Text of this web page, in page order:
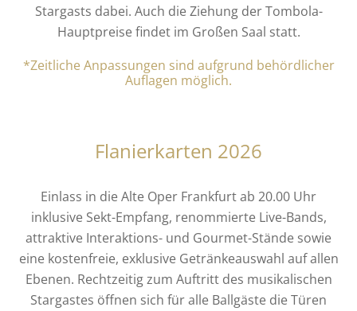
Stargasts dabei. Auch die Ziehung der Tombola-
Hauptpreise findet im Großen Saal statt.
*Zeitliche Anpassungen sind aufgrund behördlicher
Auflagen möglich.
Flanierkarten 2026
Einlass in die Alte Oper Frankfurt ab 20.00 Uhr
inklusive Sekt-Empfang, renommierte Live-Bands,
attraktive Interaktions- und Gourmet-Stände sowie
eine kostenfreie, exklusive Getränkeauswahl auf allen
Ebenen. Rechtzeitig zum Auftritt des musikalischen
Stargastes öffnen sich für alle Ballgäste die Türen